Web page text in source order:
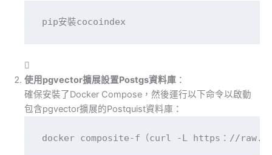
pip安裝cocoindex

使用pgvector擴展設置Postgs資料庫 ：
確保安裝了Docker Compose，然後運行以下命令以啟動
包含pgvector擴展的Postquist資料庫：
docker composite-f（curl -L https：//